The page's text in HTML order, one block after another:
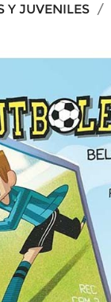
Y JUVENILES